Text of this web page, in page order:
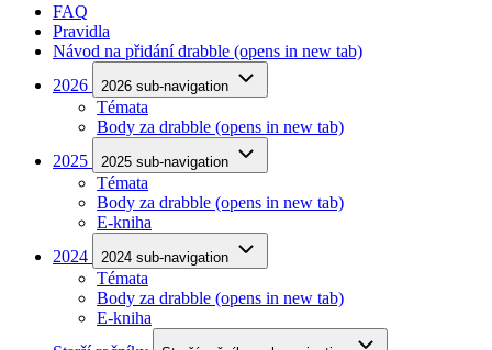
FAQ
Pravidla
Návod na přidání drabble (opens in new tab)
2026
2026 sub-navigation
Témata
Body za drabble (opens in new tab)
2025
2025 sub-navigation
Témata
Body za drabble (opens in new tab)
E-kniha
2024
2024 sub-navigation
Témata
Body za drabble (opens in new tab)
E-kniha